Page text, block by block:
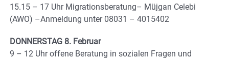
15.15 – 17 Uhr Migrationsberatung– Müjgan Celebi
(AWO) –Anmeldung unter 08031 – 4015402
DONNERSTAG 8. Februar
9 – 12 Uhr offene Beratung in sozialen Fragen und